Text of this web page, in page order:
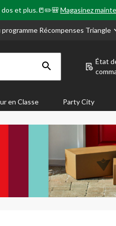
dos et plus.📒✏️🎒Magasinez
programme Récompenses Triangle
État
en Classe Party City